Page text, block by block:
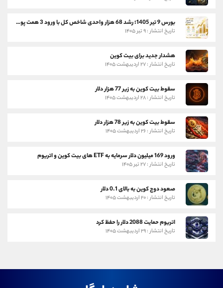
بورس 9 تیر 1405؛ رشد 68 هزار واحدی شاخص کل با ورود 3 همت پول حقیقی
تاریخ انتشار : ۹ تیر ۱۴۰۵
هشدار جدید برای بیت کوین
تاریخ انتشار : ۲۷ اردیبهشت ۱۴۰۵
سقوط بیت کوین به زیر 77 هزار دلار
تاریخ انتشار : ۲۸ اردیبهشت ۱۴۰۵
سقوط بیت کوین به زیر 78 هزار دلار
تاریخ انتشار : ۲۶ اردیبهشت ۱۴۰۵
ورود 169 میلیون دلار سرمایه به ETF های بیت کوین و اتریوم
تاریخ انتشار : ۲۷ تیر ۱۴۰۵
صعود دوج کوین به بالای 0.1 دلار
تاریخ انتشار : ۲۰ اردیبهشت ۱۴۰۵
اتریوم حمایت 2088 دلار را حفظ کرد
تاریخ انتشار : ۲۹ اردیبهشت ۱۴۰۵